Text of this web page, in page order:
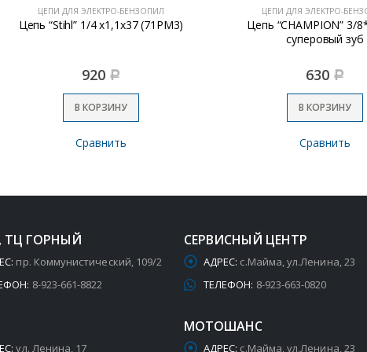
ЦЕПИ ДЛЯ ЭЛЕКТРО-БЕНЗОПИЛ
“Stihl” 1/4 х1,1х37 (71РМ3)
Р
В КОРЗИНУ
Сравнить
ЦЕПИ ДЛЯ ЭЛЕКТРО-БЕНЗОПИЛ
Цепь “CHAMPION” 3/8*1,3*50
суперовый зуб
Р
В КОРЗИНУ
Сравнить
ТЦ ГОРНЫЙ
пр. Коммунистический, 109/2
8-923-661-8822
ул. Ленина, 17
СЕРВИСНЫЙ ЦЕНТР
АДРЕС: с.Майма, ул.Ленина, 23
ТЕЛЕФОН: 8-923-663-0820
МОТОШАНС
АДРЕС: с.Майма, ул.Ленина, 23